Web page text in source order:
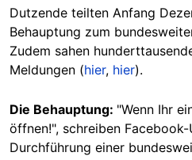
Dutzende teilten Anfang
Behauptung zum
Zudem sahen
Meldungen (hier, hier).
Die Behauptung: "Wenn Ihr
öffnen!", schreiben
Durchführung einer